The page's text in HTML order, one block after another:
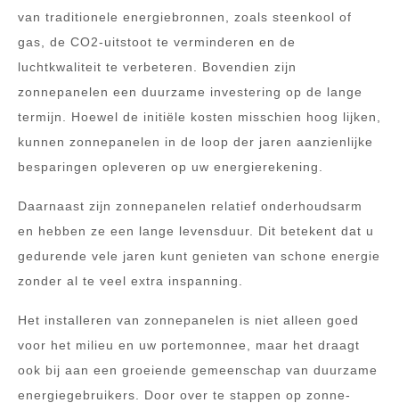
van traditionele energiebronnen, zoals steenkool of
gas, de CO2-uitstoot te verminderen en de
luchtkwaliteit te verbeteren. Bovendien zijn
zonnepanelen een duurzame investering op de lange
termijn. Hoewel de initiële kosten misschien hoog lijken,
kunnen zonnepanelen in de loop der jaren aanzienlijke
besparingen opleveren op uw energierekening.
Daarnaast zijn zonnepanelen relatief onderhoudsarm
en hebben ze een lange levensduur. Dit betekent dat u
gedurende vele jaren kunt genieten van schone energie
zonder al te veel extra inspanning.
Het installeren van zonnepanelen is niet alleen goed
voor het milieu en uw portemonnee, maar het draagt
ook bij aan een groeiende gemeenschap van duurzame
energiegebruikers. Door over te stappen op zonne-